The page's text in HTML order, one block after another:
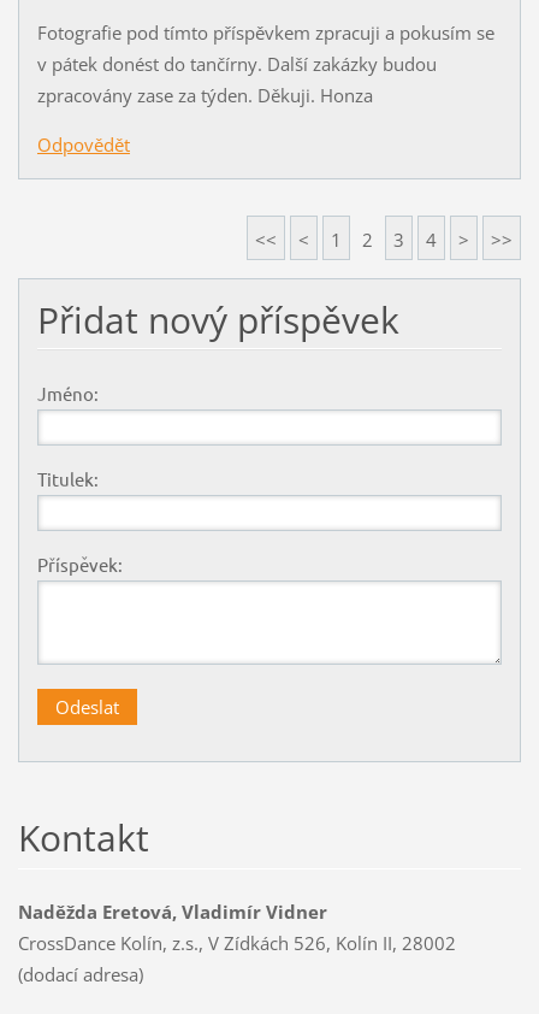
Fotografie pod tímto příspěvkem zpracuji a pokusím se
v pátek donést do tančírny. Další zakázky budou
zpracovány zase za týden. Děkuji. Honza
Odpovědět
<< < 1 2 3 4 > >>
Přidat nový příspěvek
Jméno:
Titulek:
Příspěvek:
Kontakt
Naděžda Eretová, Vladimír Vidner
CrossDance Kolín, z.s., V Zídkách 526, Kolín II, 28002
(dodací adresa)